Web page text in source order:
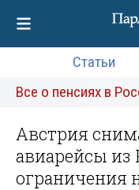
Статьи
Все о пенсиях в
Австрия
авиарейсы из
ограничения